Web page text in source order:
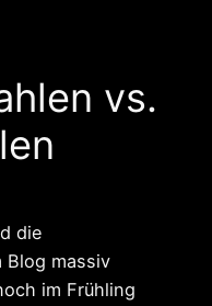
vs.
die
Blog massiv
im Frühling